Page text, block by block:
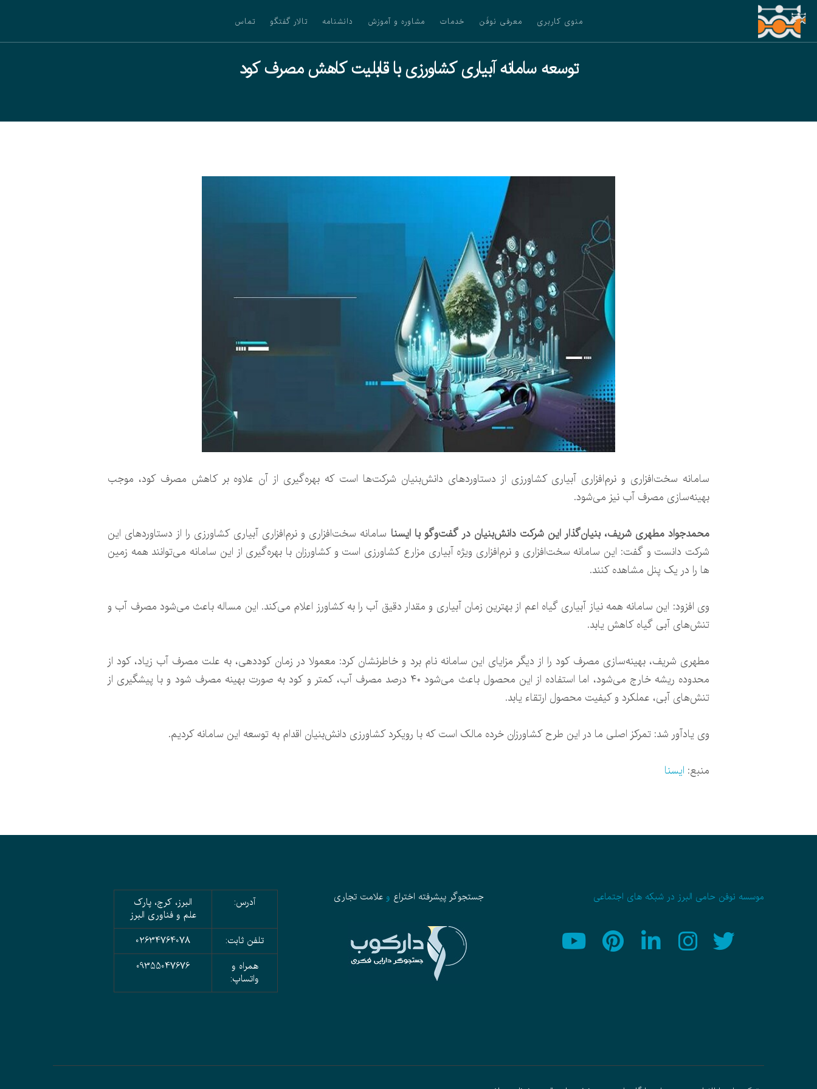
منوی کاربری معرفی نوفَن خدمات مشاوره و آموزش دانشنامه تالار گفتگو تماس
توسعه سامانه آبیاری کشاورزی با قابلیت کاهش مصرف کود
سامانه سخت‌افزاری و نرم‌افزاری آبیاری کشاورزی از دستاوردهای دانش‌بنیان شرکت‌ها است که بهره‌گیری از آن علاوه بر کاهش مصرف کود، موجب
بهینه‌سازی مصرف آب نیز می‌شود.
محمدجواد مطهری شریف، بنیان‌گذار این شرکت دانش‌بنیان در گفت‌وگو با ایسنا سامانه سخت‌افزاری و نرم‌افزاری آبیاری کشاورزی را از دستاوردهای این
شرکت دانست و گفت: این سامانه سخت‌افزاری و نرم‌افزاری ویژه آبیاری مزارع کشاورزی است و کشاورزان با بهره‌گیری از این سامانه می‌توانند همه زمین
ها را در یک پنل مشاهده کنند.
وی افزود: این سامانه همه نیاز آبیاری گیاه اعم از بهترین زمان آبیاری و مقدار دقیق آب را به کشاورز اعلام می‌کند. این مساله باعث می‌شود مصرف آب و
تنش‌های آبی گیاه کاهش یابد.
مطهری شریف، بهینه‌سازی مصرف کود را از دیگر مزایای این سامانه نام برد و خاطرنشان کرد: معمولا در زمان کوددهی، به علت مصرف آب زیاد، کود از
محدوده ریشه خارج می‌شود، اما استفاده از این محصول باعث می‌شود ۴۰ درصد مصرف آب، کمتر و کود به صورت بهینه مصرف شود و با پیشگیری از
تنش‌های آبی، عملکرد و کیفیت محصول ارتقاء یابد.
وی یادآور شد: تمرکز اصلی ما در این طرح کشاورزان خرده مالک است که با رویکرد کشاورزی دانش‌بنیان اقدام به توسعه این سامانه کردیم.
منبع: ایسنا
موسسه نوفن حامی البرز در شبکه های اجتماعی جستجوگر پیشرفته اختراع وعلامت تجاری آدرس:
البرز، کرج، پارک
علم و فناوری البرز
تلفن ثابت:
02634764078
همراه و
واتساپ:
09355047676